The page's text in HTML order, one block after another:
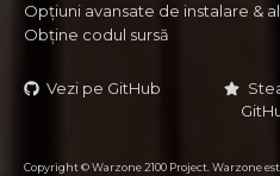
Opțiuni avansate de instalare &
Obține codul sursă
Vezi pe GitHub
Copyright © Warzone 2100 Project. Warzone